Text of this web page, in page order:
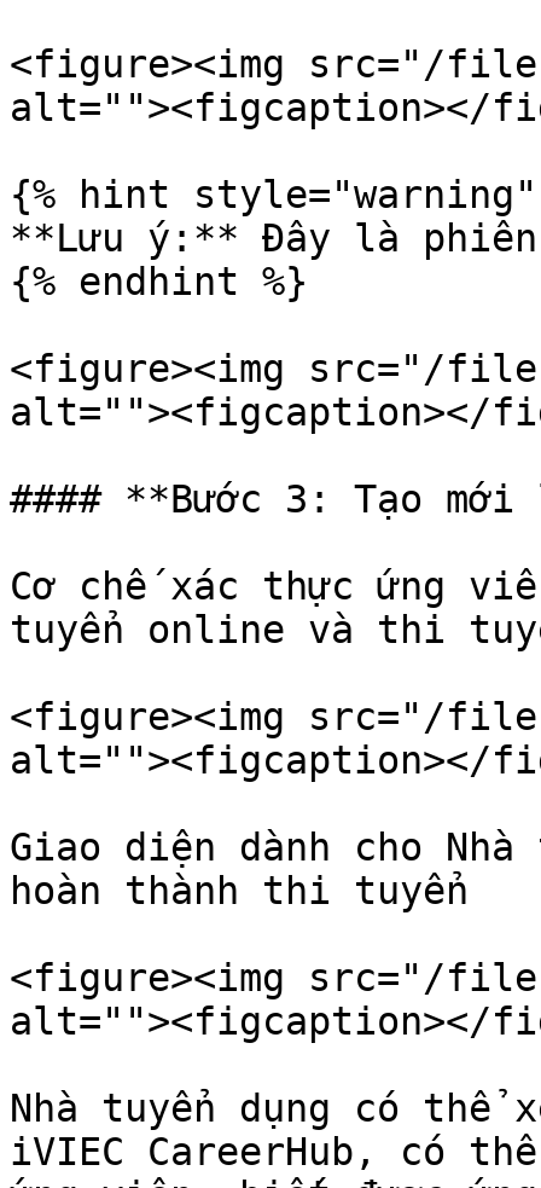
<figure><img src="/files/
alt=""><figcaption></
{% hint style="warning"
**Lưu ý:** Đây là phiên
{% endhint %}
<figure><img src="/
alt=""><figcaption></
#### **Bước 3: Tạo
Cơ chế xác thực ứng
tuyển online và thi
<figure><img src="/
alt=""><figcaption></
Giao diện dành cho
hoàn thành thi tuyển
<figure><img src="/files/
alt=""><figcaption></
Nhà tuyển dụng có thể
iVIEC CareerHub, có